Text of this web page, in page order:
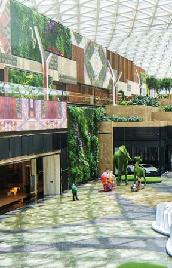
에 자리한 Grande Praça는 짙은 유럽
연회, 컨퍼런스, 쇼핑을 비롯해 포브스
최대 규모의 자립식 프리 스탠드 그
공간입니다. 이 웅장한 아트리움은
니다. Nature’s Art는 10만 그루 이상
몰입감 있는 분위기를 만들어냅니다.